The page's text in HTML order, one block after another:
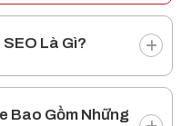
Là Gì?
Bao Gồm Những